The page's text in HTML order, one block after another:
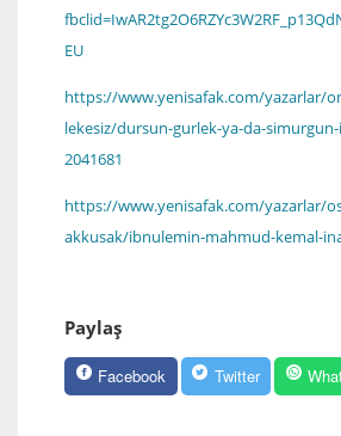
EU
https://www.yenisafak.com/yazarlar/
lekesiz/dursun-gurlek-ya-da-
2041681
https://www.yenisafak.com/yazarlar/
akkusak/ibnulemin-mahmud-kemal-
Paylaş
Facebook Twitter